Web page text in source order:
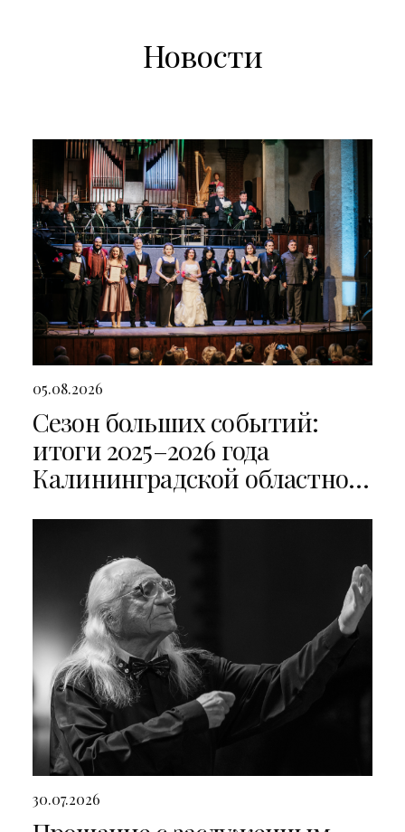
Новости
05.08.2026
Сезон больших событий:
итоги 2025–2026 года
Калининградской областной
30.07.2026